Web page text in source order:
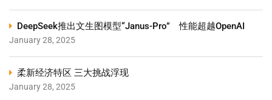
DeepSeek推出文生图模型“Janus-Pro” 性能超越OpenAI
January 28, 2025
柔新经济特区 三大挑战浮现
January 28, 2025